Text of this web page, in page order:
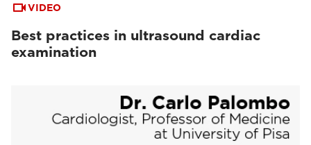
VIDEO
Best practices in ultrasound cardiac
examination